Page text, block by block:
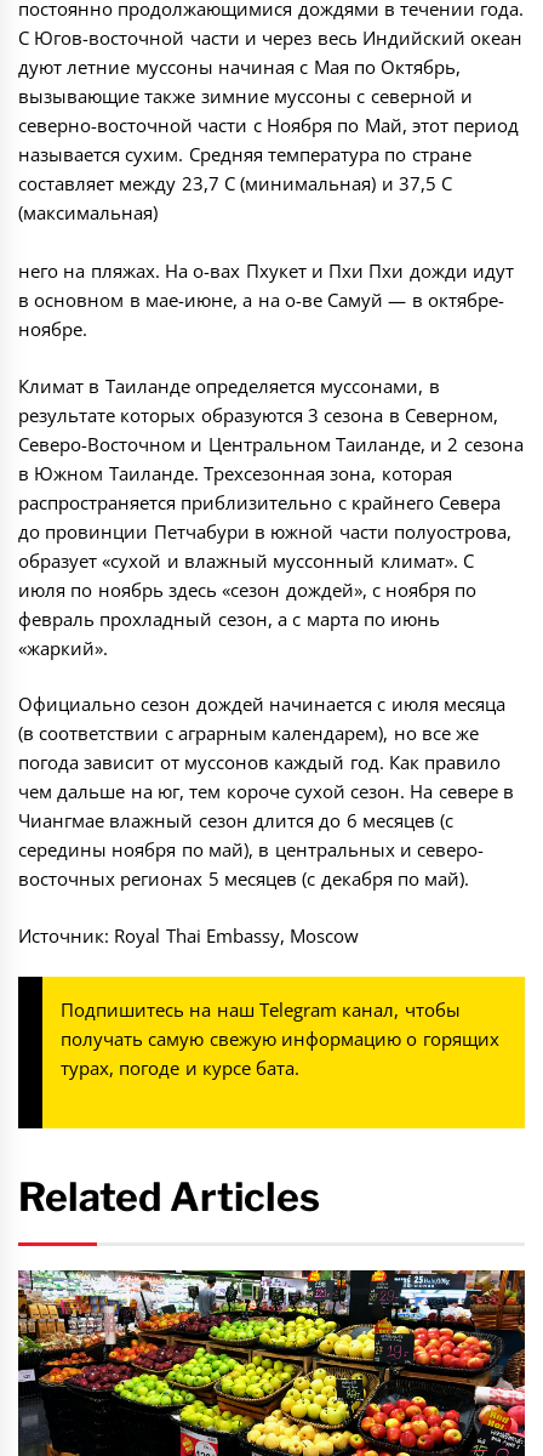
постоянно продолжающимися дождями в течении года.
С Югов-восточной части и через весь Индийский океан
дуют летние муссоны начиная с Мая по Октябрь,
вызывающие также зимние муссоны с северной и
северно-восточной части с Ноября по Май, этот период
называется сухим. Средняя температура по стране
составляет между 23,7 С (минимальная) и 37,5 С
(максимальная)
него на пляжах. На о-вах Пхукет и Пхи Пхи дожди идут
в основном в мае-июне, а на о-ве Самуй — в октябре-
ноябре.
Климат в Таиланде определяется муссонами, в
результате которых образуются 3 сезона в Северном,
Северо-Восточном и Центральном Таиланде, и 2 сезона
в Южном Таиланде. Трехсезонная зона, которая
распространяется приблизительно с крайнего Севера
до провинции Петчабури в южной части полуострова,
образует «сухой и влажный муссонный климат». С
июля по ноябрь здесь «сезон дождей», с ноября по
февраль прохладный сезон, а с марта по июнь
«жаркий».
Официально сезон дождей начинается с июля месяца
(в соответствии с аграрным календарем), но все же
погода зависит от муссонов каждый год. Как правило
чем дальше на юг, тем короче сухой сезон. На севере в
Чиангмае влажный сезон длится до 6 месяцев (с
середины ноября по май), в центральных и северо-
восточных регионах 5 месяцев (с декабря по май).
Источник: Royal Thai Embassy, Moscow
Подпишитесь на наш Telegram канал, чтобы
получать самую свежую информацию о горящих
турах, погоде и курсе бата.
Related Articles